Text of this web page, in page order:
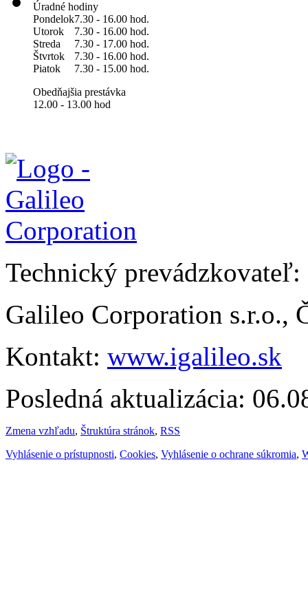
Úradné hodiny
Pondelok7.30 - 16.00 hod.
Utorok
7.30 - 16.00 hod.
Streda
7.30 - 17.00 hod.
Štvrtok
7.30 - 16.00 hod.
Piatok
7.30 - 15.00 hod.
Obedňajšia prestávka
12.00 - 13.00 hod
Technický prevádzkovateľ:
Galileo Corporation s.r.o.,
Kontakt: www.igalileo.sk
Posledná aktualizácia:
Zmena vzhľadu, Štruktúra stránok, RSS
Vyhlásenie o prístupnosti, Cookies, Vyhlásenie o ochrane súkromia,